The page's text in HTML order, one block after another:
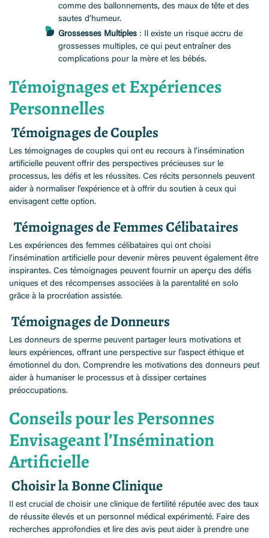
comme des ballonnements, des maux de tête et des
sautes d’humeur.
Grossesses Multiples : Il existe un risque accru de
grossesses multiples, ce qui peut entraîner des
complications pour la mère et les bébés.
Témoignages et Expériences
Personnelles
Témoignages de Couples
Les témoignages de couples qui ont eu recours à l’insémination
artificielle peuvent offrir des perspectives précieuses sur le
processus, les défis et les réussites. Ces récits personnels peuvent
aider à normaliser l’expérience et à offrir du soutien à ceux qui
envisagent cette option.
Témoignages de Femmes Célibataires
Les expériences des femmes célibataires qui ont choisi
l’insémination artificielle pour devenir mères peuvent également être
inspirantes. Ces témoignages peuvent fournir un aperçu des défis
uniques et des récompenses associées à la parentalité en solo
grâce à la procréation assistée.
Témoignages de Donneurs
Les donneurs de sperme peuvent partager leurs motivations et
leurs expériences, offrant une perspective sur l’aspect éthique et
émotionnel du don. Comprendre les motivations des donneurs peut
aider à humaniser le processus et à dissiper certaines
préoccupations.
Conseils pour les Personnes
Envisageant l’Insémination
Artificielle
Choisir la Bonne Clinique
Il est crucial de choisir une clinique de fertilité réputée avec des taux
de réussite élevés et un personnel médical expérimenté. Faire des
recherches approfondies et lire des avis peut aider à prendre une